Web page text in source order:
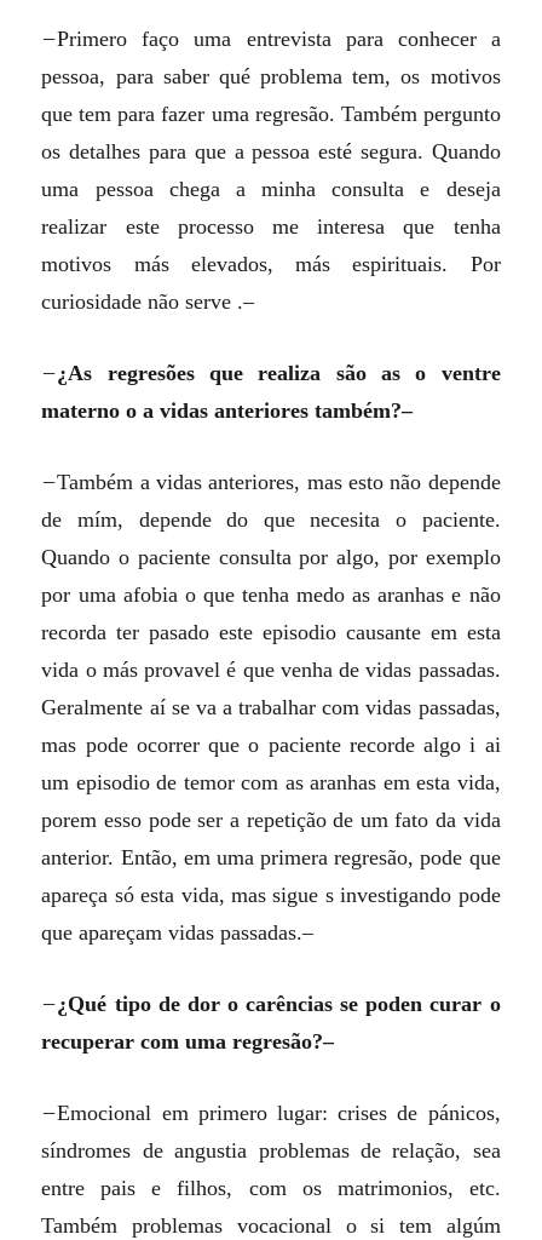
–Primero faço uma entrevista para conhecer a
pessoa, para saber qué problema tem, os motivos
que tem para fazer uma regresão. Também pergunto
os detalhes para que a pessoa esté segura. Quando
uma pessoa chega a minha consulta e deseja
realizar este processo me interesa que tenha
motivos más elevados, más espirituais. Por
curiosidade não serve .–
–¿As regresões que realiza são as o ventre
materno o a vidas anteriores também?–
–Também a vidas anteriores, mas esto não depende
de mím, depende do que necesita o paciente.
Quando o paciente consulta por algo, por exemplo
por uma afobia o que tenha medo as aranhas e não
recorda ter pasado este episodio causante em esta
vida o más provavel é que venha de vidas passadas.
Geralmente aí se va a trabalhar com vidas passadas,
mas pode ocorrer que o paciente recorde algo i ai
um episodio de temor com as aranhas em esta vida,
porem esso pode ser a repetição de um fato da vida
anterior. Então, em uma primera regresão, pode que
apareça só esta vida, mas sigue s investigando pode
que apareçam vidas passadas.–
–¿Qué tipo de dor o carências se poden curar o
recuperar com uma regresão?–
–Emocional em primero lugar: crises de pánicos,
síndromes de angustia problemas de relação, sea
entre pais e filhos, com os matrimonios, etc.
Também problemas vocacional o si tem algúm